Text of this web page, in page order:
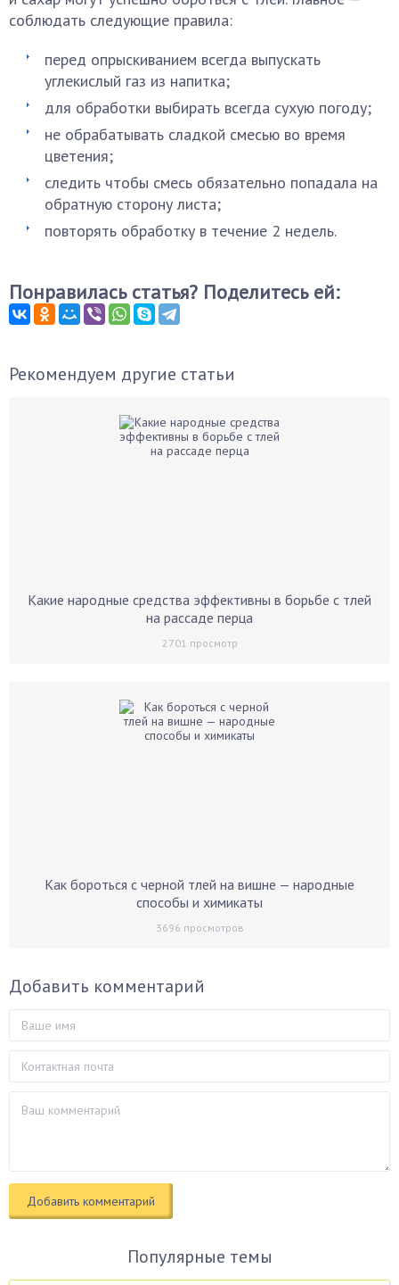
соблюдать следующие правила:
перед опрыскиванием всегда выпускать
углекислый газ из напитка;
для обработки выбирать всегда сухую погоду;
не обрабатывать сладкой смесью во время
цветения;
следить чтобы смесь обязательно попадала на
обратную сторону листа;
повторять обработку в течение 2 недель.
Понравилась статья? Поделитесь ей:
Рекомендуем другие статьи
Какие народные средства эффективны в борьбе с тлей
на рассаде перца
2701 просмотр
Как бороться с черной тлей на вишне — народные
способы и химикаты
3696 просмотров
Добавить комментарий
Популярные темы